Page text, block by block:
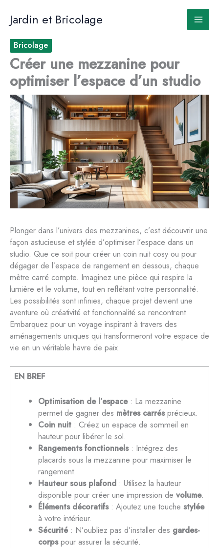
contenu
Jardin et Bricolage
Bricolage
Créer une mezzanine pour
optimiser l’espace d’un studio
Plonger dans l’univers des mezzanines, c’est découvrir une
façon astucieuse et stylée d’optimiser l’espace dans un
studio. Que ce soit pour créer un coin nuit cosy ou pour
dégager de l’espace de rangement en dessous, chaque
mètre carré compte. Imaginez une pièce qui respire la
lumière et le volume, tout en reflétant votre personnalité.
Les possibilités sont infinies, chaque projet devient une
aventure où créativité et fonctionnalité se rencontrent.
Embarquez pour un voyage inspirant à travers des
aménagements uniques qui transformeront votre espace de
vie en un véritable havre de paix.
EN BREF
Optimisation de l’espace: La mezzanine
permet de gagner des mètres carrésprécieux.
Coin nuit : Créez un espace de sommeil en
hauteur pour libérer le sol.
Rangements fonctionnels: Intégrez des
placards sous la mezzanine pour maximiser le
rangement.
Hauteur sous plafond : Utilisez la hauteur
disponible pour créer une impression devolume.
Éléments décoratifs: Ajoutez une touchestylée
à votre intérieur.
Sécurité : N’oubliez pas d’installer des gardes-
corpspour assurer la sécurité.